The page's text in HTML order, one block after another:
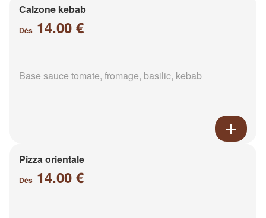
Calzone kebab
Dès 14.00 €
Base sauce tomate, fromage, basilic, kebab
Pizza orientale
Dès 14.00 €